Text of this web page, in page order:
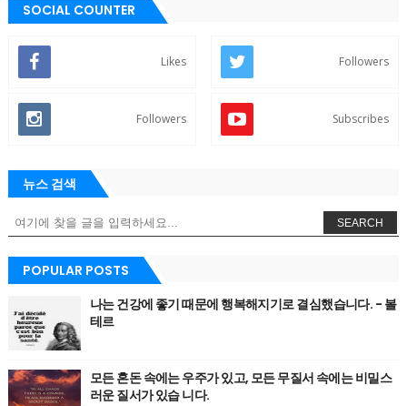
SOCIAL COUNTER
Likes Followers
Followers Subscribes
뉴스 검색
SEARCH
POPULAR POSTS
나는 건강에 좋기 때문에 행복해지기로 결심했습니다. - 볼
테르
모든 혼돈 속에는 우주가 있고, 모든 무질서 속에는 비밀스
러운 질서가 있습 니다.